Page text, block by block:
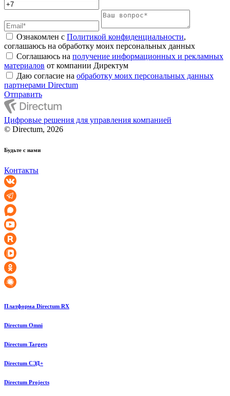
Ознакомлен с Политикой конфиденциальности,
соглашаюсь на обработку моих персональных данных
Соглашаюсь на получение информационных и рекламных
материалов от компании Директум
Даю согласие на обработку моих персональных данных
партнерами Directum
Отправить
Цифровые решения для управления компанией
© Directum, 2026
Будьте с нами
Контакты
Платформа Directum RX
Directum Omni
Directum Targets
Directum СЭД+
Directum Projects